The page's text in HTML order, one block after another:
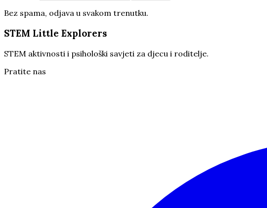
Bez spama, odjava u svakom trenutku.
STEM Little Explorers
STEM aktivnosti i psihološki savjeti za djecu i roditelje.
Pratite nas